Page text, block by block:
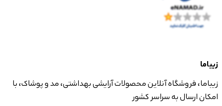
زیباما
زیباما، فروشگاه آنلاین محصولات آرایشی بهداشتی، مد و پوشاک، با
امکان ارسال به سراسر کشور